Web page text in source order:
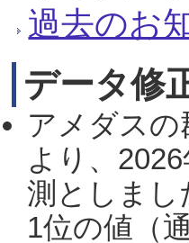
過去のお
データ修
アメダスの
より、
測としまし
1位の値（